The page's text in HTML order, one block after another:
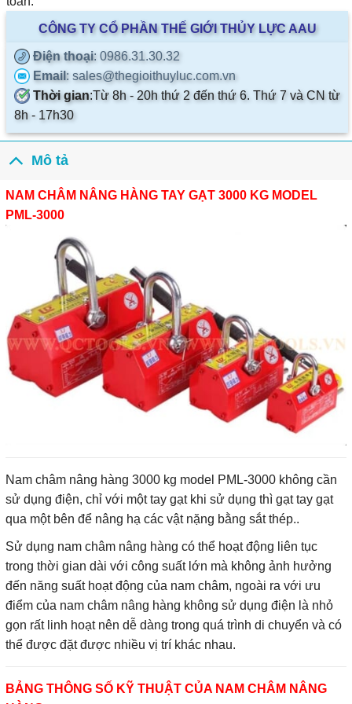
CÔNG TY CỔ PHẦN THẾ GIỚI THỦY LỰC AAU
Điện thoại: 0986.31.30.32
Email: sales@thegioithuyluc.com.vn
Thời gian:Từ 8h - 20h thứ 2 đến thứ 6. Thứ 7 và CN từ
8h - 17h30
Mô tả
NAM CHÂM NÂNG HÀNG TAY GẠT 3000 KG MODEL
PML-3000
Nam châm nâng hàng 3000 kg model PML-3000 không cần
sử dụng điện, chỉ với một tay gạt khi sử dụng thì gạt tay gạt
qua một bên để nâng hạ các vật nặng bằng sắt thép..
Sử dụng nam châm nâng hàng có thể hoạt động liên tục
trong thời gian dài với công suất lớn mà không ảnh hưởng
đến năng suất hoạt động của nam châm, ngoài ra với ưu
điểm của nam châm nâng hàng không sử dụng điện là nhỏ
gọn rất linh hoạt nên dễ dàng trong quá trình di chuyển và có
thể được đặt được nhiều vị trí khác nhau.
BẢNG THÔNG SỐ KỸ THUẬT CỦA NAM CHÂM NÂNG